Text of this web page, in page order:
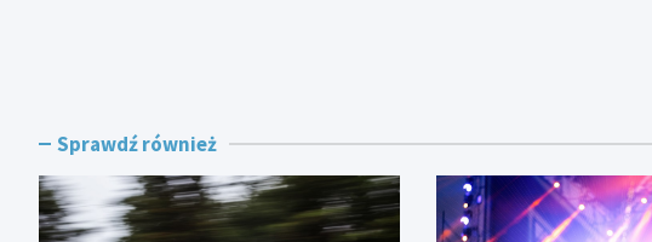
Sprawdź również